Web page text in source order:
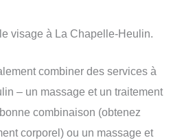
visage à La Chapelle-Heulin.
combiner des services à
– un massage et un traitement
combinaison (obtenez
corporel) ou un massage et